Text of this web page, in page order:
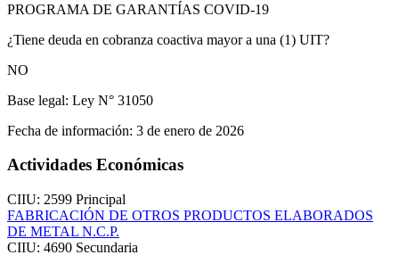
PROGRAMA DE GARANTÍAS COVID-19
¿Tiene deuda en cobranza coactiva mayor a una (1) UIT?
NO
Base legal: Ley N° 31050
Fecha de información: 3 de enero de 2026
Actividades Económicas
CIIU: 2599 Principal
FABRICACIÓN DE OTROS PRODUCTOS ELABORADOS
DE METAL N.C.P.
CIIU: 4690 Secundaria